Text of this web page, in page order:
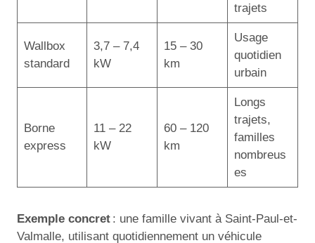
trajets
Wallbox
standard
3,7 – 7,4
kW
15 – 30
km
Usage
quotidien
urbain
Borne
express
11 – 22
kW
60 – 120
km
Longs
trajets,
familles
nombreus
es
Exemple concret : une famille vivant à Saint-Paul-et-
Valmalle, utilisant quotidiennement un véhicule